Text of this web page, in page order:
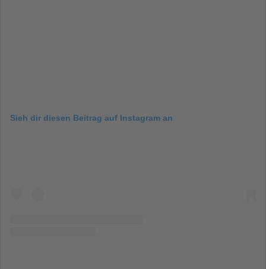
Sieh dir diesen Beitrag auf Instagram an